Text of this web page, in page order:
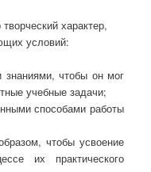
характер,
условий:
знаниями, чтобы он мог
учебные задачи;
способами работы
чтобы усвоение
их практического